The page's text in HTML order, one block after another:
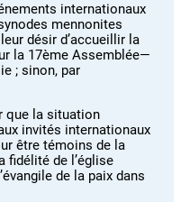
internationaux
mennonites
désir d’accueillir la
la 17ème Assemblée—
; sinon, par
que la situation
invités internationaux
être témoins de la
fidélité de l’église
de la paix dans